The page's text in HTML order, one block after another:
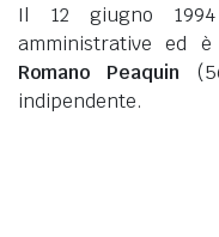
Il 12 giugno
amministrative ed
Romano Peaquin
indipendente.